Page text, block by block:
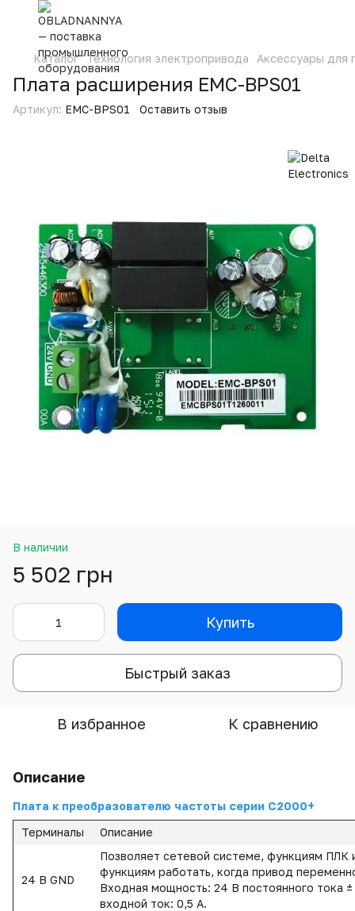
Каталог Технология электропривода Аксессуары для
Плата расширения EMC-BPS01
Артикул: EMC-BPS01 Оставить отзыв
В наличии
5 502 грн
Купить
Быстрый заказ
В избранное К сравнению
Описание
Плата к преобразователю частоты серии С2000+
Терминалы
Описание
24 В GND
Позволяет сетевой системе, функциям ПЛК
функциям работать, когда привод
Входная мощность: 24 В постоянного тока
входной ток: 0,5 А.